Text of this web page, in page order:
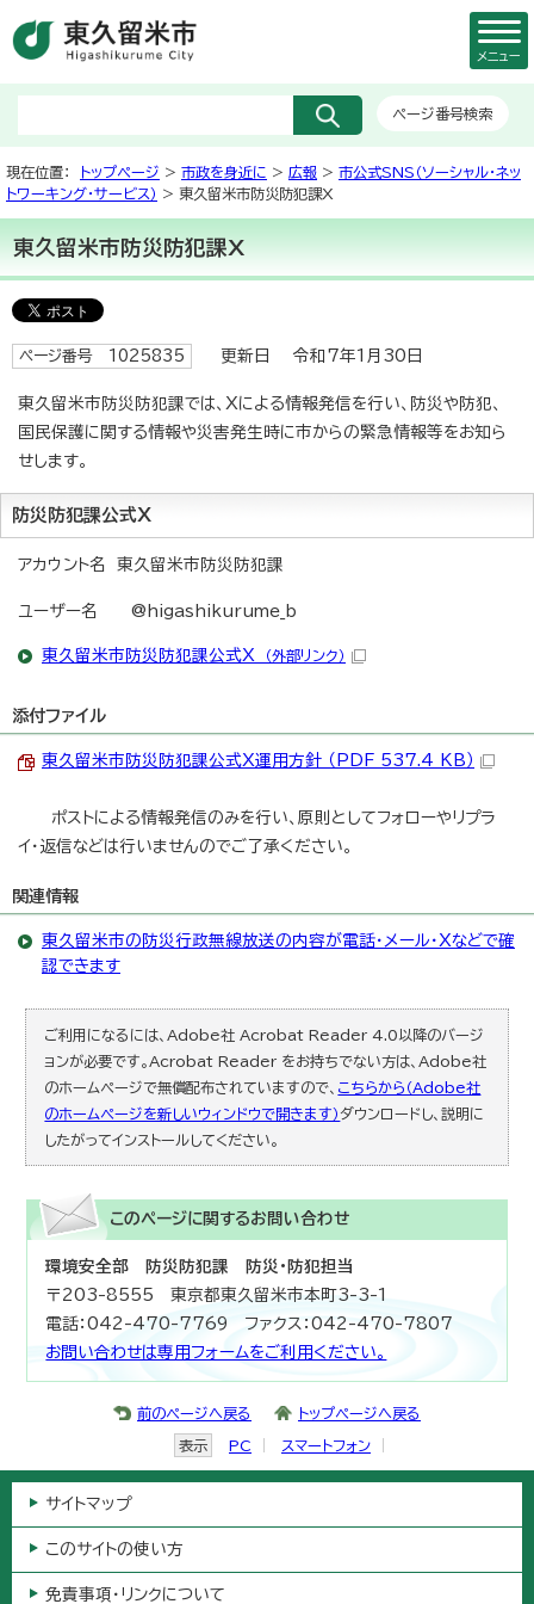
ページ番号検索
メニュー
現在位置： トップページ > 市政を身近に > 広報 > 市公式SNS（ソーシャル・ネッ
トワーキング・サービス） > 東久留米市防災防犯課X
東久留米市防災防犯課X
ページ番号 1025835 更新日 令和7年1月30日
東久留米市防災防犯課では、Xによる情報発信を行い、防災や防犯、
国民保護に関する情報や災害発生時に市からの緊急情報等をお知ら
せします。
防災防犯課公式X
アカウント名 東久留米市防災防犯課
ユーザー名 @higashikurume_b
東久留米市防災防犯課公式X （外部リンク）
添付ファイル
東久留米市防災防犯課公式X運用方針 （PDF 537.4 KB）
ポストによる情報発信のみを行い、原則としてフォローやリプラ
イ・返信などは行いませんのでご了承ください。
関連情報
東久留米市の防災行政無線放送の内容が電話・メール・Xなどで確
認できます
ご利用になるには、Adobe社 Acrobat Reader 4.0以降のバージ
ョンが必要です。Acrobat Reader をお持ちでない方は、Adobe社
のホームページで無償配布されていますので、 こちらから（Adobe社
のホームページを新しいウィンドウで開きます）ダウンロードし、説明に
したがってインストールしてください。
このページに関するお問い合わせ
環境安全部 防災防犯課 防災・防犯担当
〒203-8555 東京都東久留米市本町3-3-1
電話：042-470-7769 ファクス：042-470-7807
お問い合わせは専用フォームをご利用ください。
前のページへ戻る トップページへ戻る
表示 PC スマートフォン
サイトマップ
このサイトの使い方
免責事項・リンクについて